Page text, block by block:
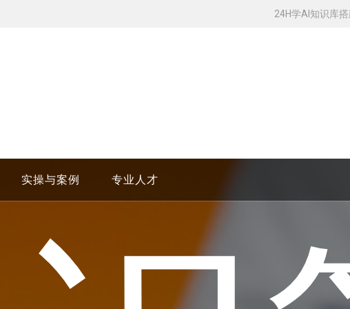
24H学AI知识库搭
实操与案例 专业人才